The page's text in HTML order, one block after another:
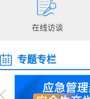
在线访谈
专题专栏